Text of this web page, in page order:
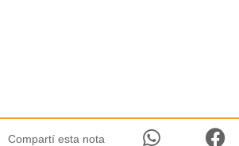
Compartí esta nota